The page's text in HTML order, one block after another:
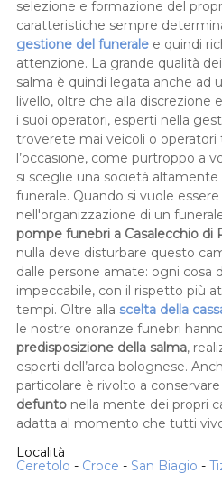
selezione e formazione del
caratteristiche sempre
gestione del funeralee quindi
attenzione. La grande qualità dei
salma è quindi legata anche ad
livello, oltre che alla discrezione
i suoi operatori, esperti nella
troverete mai veicoli o
l’occasione, come purtroppo a
si sceglie una società altamente
funerale. Quando si vuole
nell'organizzazione di un
pompe funebri a Casalecchio di
nulla deve disturbare questo
dalle persone amate: ogni cosa
impeccabile, con il rispetto più
tempi. Oltre alla scelta della
le nostre onoranze funebri
predisposizione della salma,
esperti dell’area bolognese.
particolare è rivolto a conservare
defuntonella mente dei propri
adatta al momento che tutti
Località
Ceretolo - Croce - San Biagio -